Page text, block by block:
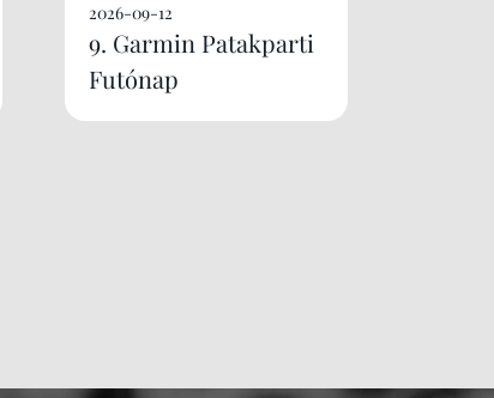
2026-09-12
9. Garmin Patakparti
Futónap